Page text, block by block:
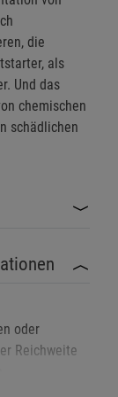
die
als
Und das
chemischen
schädlichen
oder
Reichweite